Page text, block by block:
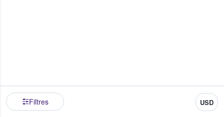
Filtres USD